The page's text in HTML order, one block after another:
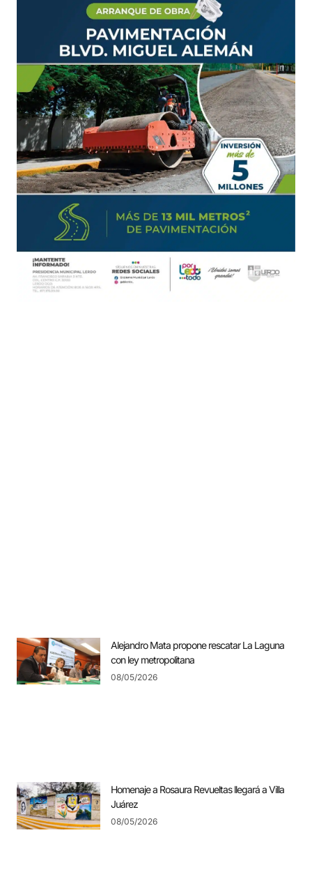
Alejandro Mata propone rescatar La Laguna
con ley metropolitana
08/05/2026
Homenaje a Rosaura Revueltas llegará a Villa
Juárez
08/05/2026